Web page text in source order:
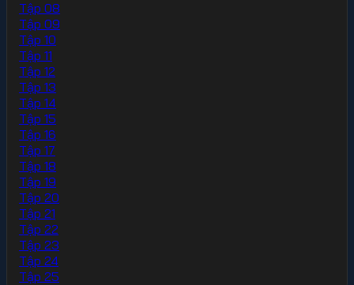
Tập 08
Tập 09
Tập 10
Tập 11
Tập 12
Tập 13
Tập 14
Tập 15
Tập 16
Tập 17
Tập 18
Tập 19
Tập 20
Tập 21
Tập 22
Tập 23
Tập 24
Tập 25